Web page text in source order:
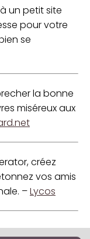
un petit site
pour votre
se
la bonne
miséreux aux
créez
vos amis
–Lycos